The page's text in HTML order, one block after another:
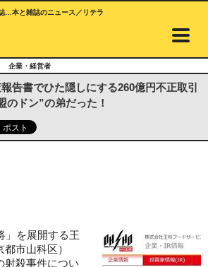
…本と雑誌のニュース／リテラ
企業・経営者
告書でひた隠しにする260億円不正取引
のドン”の弟だった！
を展開する王
市山科区）
射殺事件につい